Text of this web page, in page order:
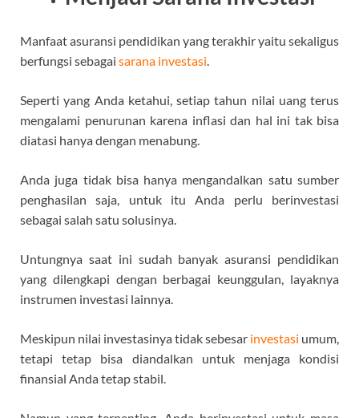
Manfaat asuransi pendidikan yang terakhir yaitu sekaligus
berfungsi sebagai sarana investasi.
Seperti yang Anda ketahui, setiap tahun nilai uang terus
mengalami penurunan karena inflasi dan hal ini tak bisa
diatasi hanya dengan menabung.
Anda juga tidak bisa hanya mengandalkan satu sumber
penghasilan saja, untuk itu Anda perlu berinvestasi
sebagai salah satu solusinya.
Untungnya saat ini sudah banyak asuransi pendidikan
yang dilengkapi dengan berbagai keunggulan, layaknya
instrumen investasi lainnya.
Meskipun nilai investasinya tidak sebesar investasi umum,
tetapi tetap bisa diandalkan untuk menjaga kondisi
finansial Anda tetap stabil.